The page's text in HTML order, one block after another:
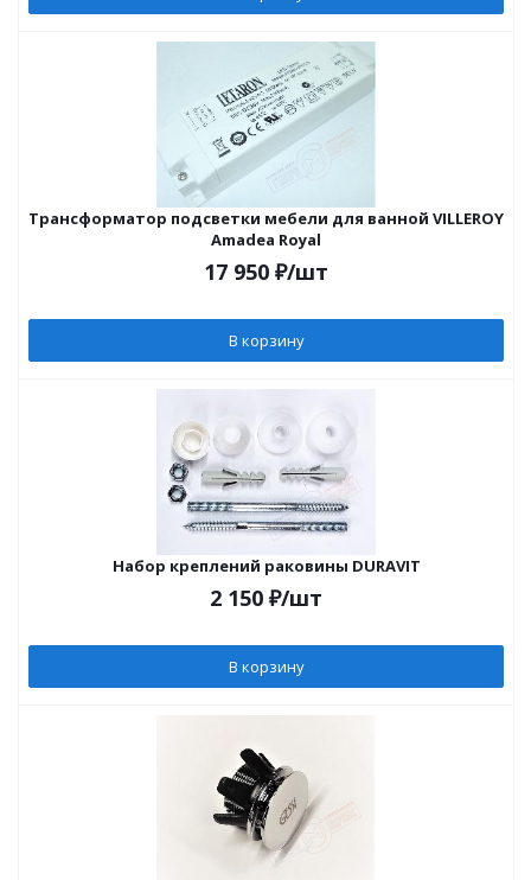
Трансформатор подсветки мебели для ванной VILLEROY
Amadea Royal
17 950 ₽/шт
В корзину
Набор креплений раковины DURAVIT
2 150 ₽/шт
В корзину